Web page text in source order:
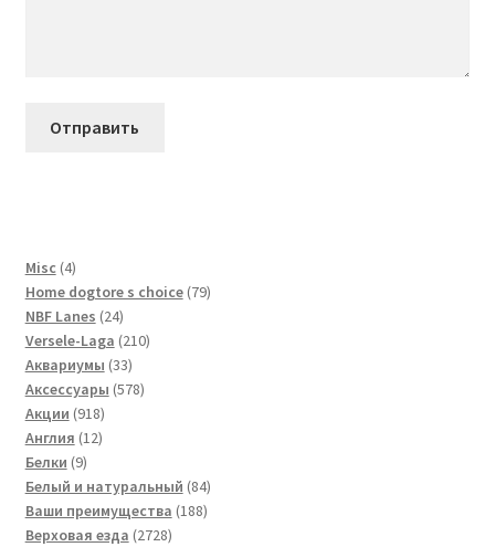
Misc 44
товара
Home dogtore s choice 7979
NBF Lanes 2424
товара
Versele-Laga 210210
Аквариумы 3333
товара
Аксессуары 578578
Акции 918918
товаров
Англия 1212
Белки 99
товаров
Белый и натуральный 8484
товара
Ваши преимущества 188188
Верховая езда 27282728